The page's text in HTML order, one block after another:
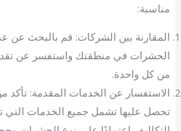
مناسبة:
المقارنة بين الشركات: قم بالبحث عن
الحشرات في منطقتك واستفسر عن
من كل واحدة.
الاستفسار عن الخدمات المقدمة: تأكد
تحصل عليها تشمل جميع الخدمات التي